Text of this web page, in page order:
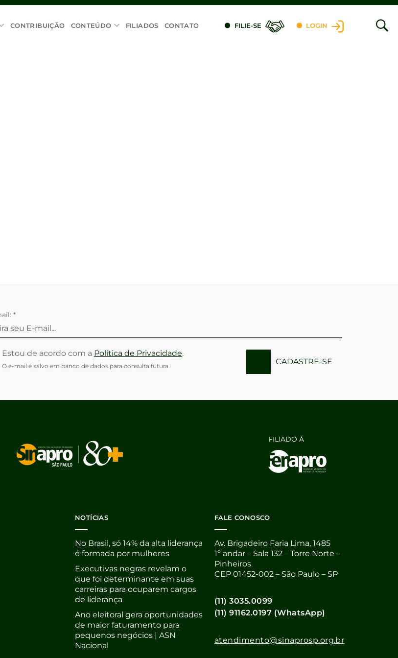
CONTRIBUIÇÃO CONTEÚDO FILIADOS CONTATO FILIE-SE LOGIN
*
Estou de acordo com a Política de Privacidade.
O e-mail é salvo em banco de dados para consulta futura. CADASTRE-SE
FILIADO À
NOTÍCIAS
No Brasil, só 14% da alta liderança
é formada por mulheres
Executivas negras revelam o
que foi determinante em suas
carreiras para ocuparem cargos
de liderança
Ano eleitoral gera oportunidades
de maior faturamento para
pequenos negócios | ASN
Nacional
FALE CONOSCO
Av. Brigadeiro Faria Lima, 1485
1º andar – Sala 132 – Torre Norte –
Pinheiros
CEP 01452-002 – São Paulo – SP
(11) 3035.0099
(11) 91162.0197 (WhatsApp)
atendimento@sinaprosp.org.br